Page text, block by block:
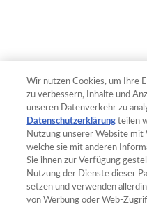
nach
Home
Vorlagen
Filme
Wir nutzen Cookies, um Ihre
zu verbessern, Inhalte und
unseren Datenverkehr zu
Datenschutzerklärung teilen
Nutzung unserer Website
welche sie mit anderen
Sie ihnen zur Verfügung
Nutzung der Dienste dieser
setzen und verwenden
von Werbung oder Web-